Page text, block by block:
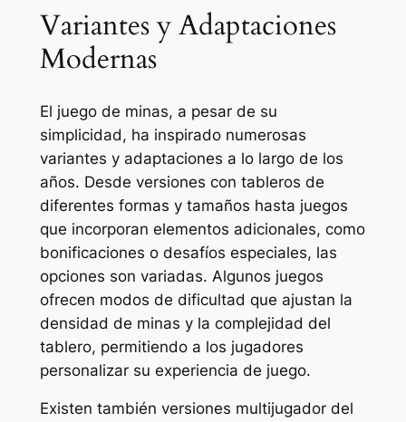
Variantes y Adaptaciones
Modernas
El juego de minas, a pesar de su
simplicidad, ha inspirado numerosas
variantes y adaptaciones a lo largo de los
años. Desde versiones con tableros de
diferentes formas y tamaños hasta juegos
que incorporan elementos adicionales, como
bonificaciones o desafíos especiales, las
opciones son variadas. Algunos juegos
ofrecen modos de dificultad que ajustan la
densidad de minas y la complejidad del
tablero, permitiendo a los jugadores
personalizar su experiencia de juego.
Existen también versiones multijugador del